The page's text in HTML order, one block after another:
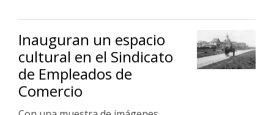
Inauguran un espacio
cultural en el Sindicato
de Empleados de
Comercio